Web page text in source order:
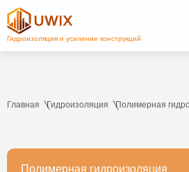
Главная Гидроизоляция Полимерная
Полимерная гидроизоляция